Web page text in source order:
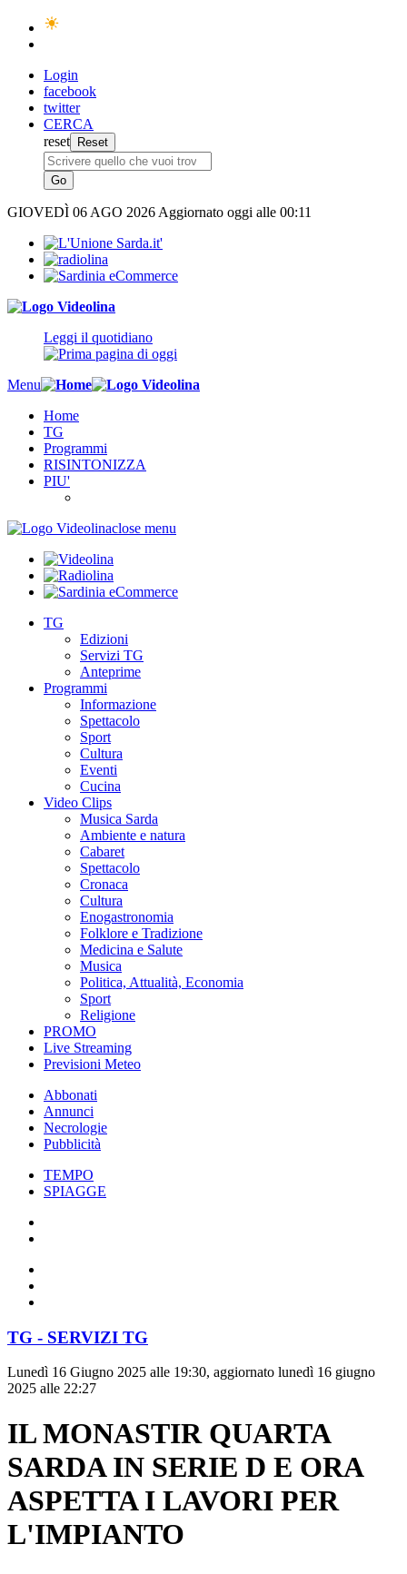
Login
facebook
twitter
CERCA
reset
GIOVEDÌ 06 AGO 2026 Aggiornato oggi alle 00:11
Leggi il quotidiano
Menu
Home
TG
Programmi
RISINTONIZZA
PIU'
close menu
TG
Edizioni
Servizi TG
Anteprime
Programmi
Informazione
Spettacolo
Sport
Cultura
Eventi
Cucina
Video Clips
Musica Sarda
Ambiente e natura
Cabaret
Spettacolo
Cronaca
Cultura
Enogastronomia
Folklore e Tradizione
Medicina e Salute
Musica
Politica, Attualità, Economia
Sport
Religione
PROMO
Live Streaming
Previsioni Meteo
Abbonati
Annunci
Necrologie
Pubblicità
TEMPO
SPIAGGE
TG - SERVIZI TG
Lunedì 16 Giugno 2025 alle 19:30, aggiornato lunedì 16 giugno
2025 alle 22:27
IL MONASTIR QUARTA
SARDA IN SERIE D E ORA
ASPETTA I LAVORI PER
L'IMPIANTO